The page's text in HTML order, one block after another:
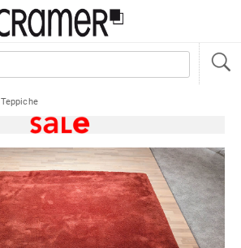
Teppiche